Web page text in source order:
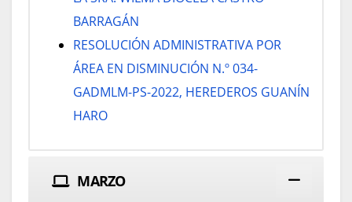
BARRAGÁN
RESOLUCIÓN ADMINISTRATIVA POR
ÁREA EN DISMINUCIÓN N.º 034-
GADMLM-PS-2022, HEREDEROS GUANÍN
HARO
MARZO